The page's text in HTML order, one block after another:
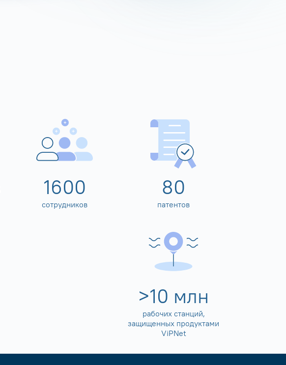
1600
сотрудников
80
патентов
>10 млн
рабочих станций,
защищенных продуктами
ViPNet